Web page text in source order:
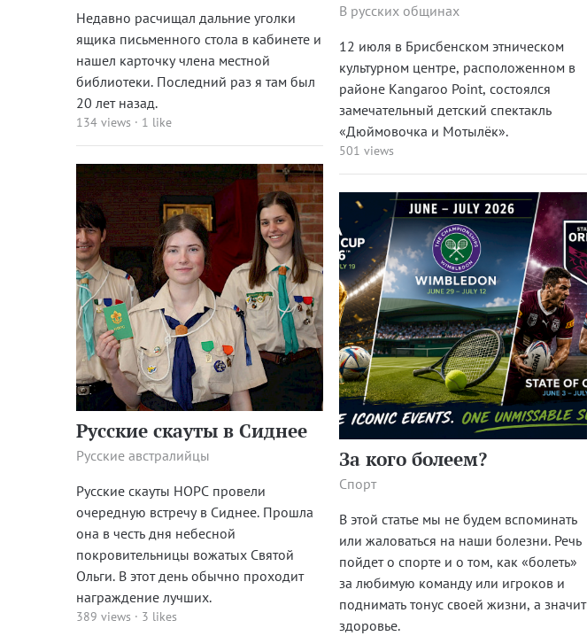
Недавно расчищал дальние уголки
ящика письменного стола в кабинете и
нашел карточку члена местной
библиотеки. Последний раз я там был
20 лет назад.
134 views · 1 like
Русские скауты в Сиднее
Русские австралийцы
Русские скауты НОРС провели
очередную встречу в Сиднее. Прошла
она в честь дня небесной
покровительницы вожатых Святой
Ольги. В этот день обычно проходит
награждение лучших.
389 views · 3 likes
В русских общинах
12 июля в Брисбенском этническом
культурном центре, расположенном в
районе Kangaroo Point, состоялся
замечательный детский спектакль
«Дюймовочка и Мотылёк».
501 views
За кого болеем?
Спорт
В этой статье мы не будем вспоминать
или жаловаться на наши болезни. Речь
пойдет о спорте и о том, как «болеть»
за любимую команду или игроков и
поднимать тонус своей жизни, а значит
здоровье.